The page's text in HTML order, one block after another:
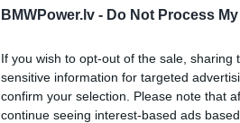
BMWPower.lv - Do Not Process
If you wish to opt-out of the sale,
sensitive information for targeted
confirm your selection. Please note that
continue seeing interest-based ads
ECU: Engine
Status: Pending
4A3E
Raw code: 4A3E
ECU: Engine
Status: Pending